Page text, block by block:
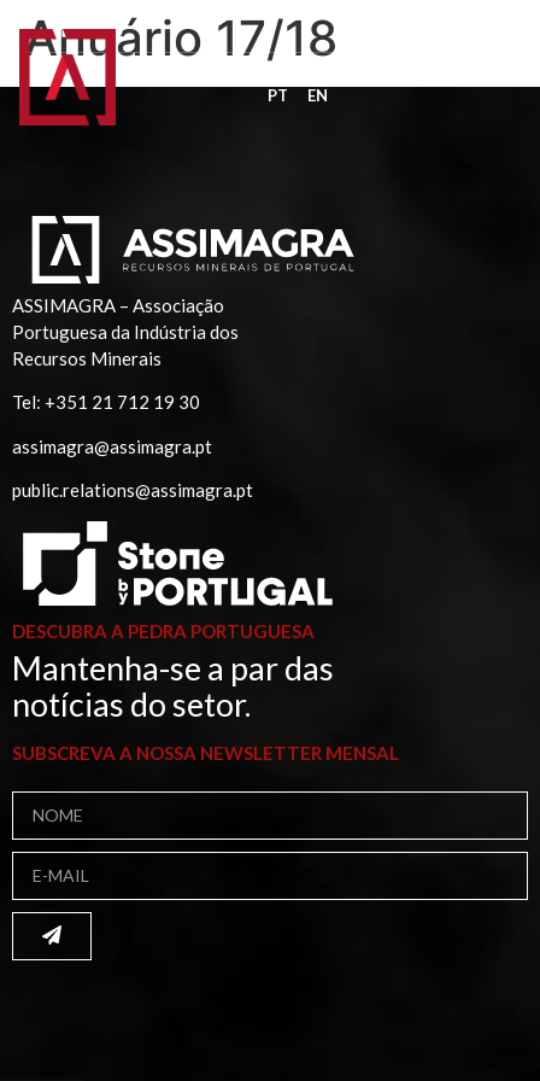
PT EN
Anuário 17/18
ASSIMAGRA – Associação
Portuguesa da Indústria dos
Recursos Minerais
Tel: +351 21 712 19 30
assimagra@assimagra.pt
public.relations@assimagra.pt
DESCUBRA A PEDRA PORTUGUESA
Mantenha-se a par das
notícias do setor.
SUBSCREVA A NOSSA NEWSLETTER MENSAL